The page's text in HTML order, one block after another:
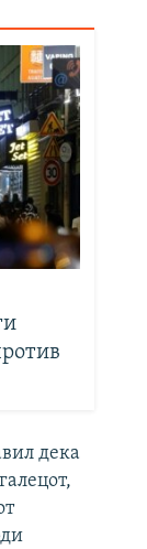
дека